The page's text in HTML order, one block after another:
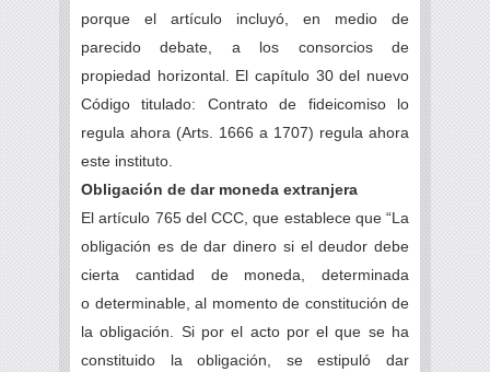
porque el artículo incluyó, en medio de
parecido debate, a los consorcios de
propiedad horizontal. El capítulo 30 del nuevo
Código titulado: Contrato de fideicomiso lo
regula ahora (Arts. 1666 a 1707) regula ahora
este instituto.
Obligación de dar moneda extranjera
El artículo 765 del CCC, que establece que “La
obligación es de dar dinero si el deudor debe
cierta cantidad de moneda, determinada
o determinable, al momento de constitución de
la obligación. Si por el acto por el que se ha
constituido la obligación, se estipuló dar